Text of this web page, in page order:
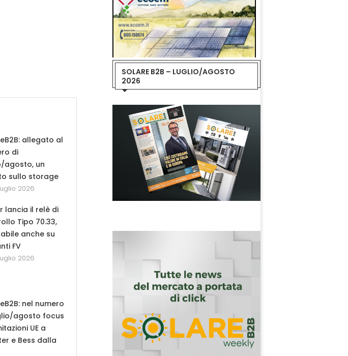
allegato al
di
agosto, un
sullo storage
2026
lancia il relè di
Tipo 70.33,
anche su
FV
2026
nel numero
agosto focus
UE a
e Bess dalla
SOLARE B2B – LUGLIO/AGOSTO
2026